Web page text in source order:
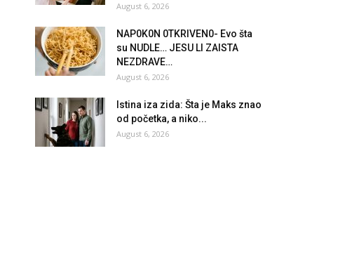
August 6, 2026
NAP0K0N 0TKRlVEN0- Evo šta
su NUDLE… JESU Ll ZAlSTA
NEZDRAVE…
August 6, 2026
Istina iza zida: Šta je Maks znao
od početka, a niko...
August 6, 2026